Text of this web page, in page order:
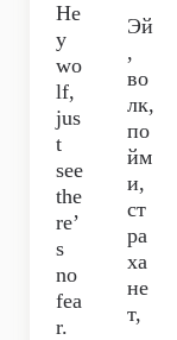
He
y
wo
lf,
jus
t
see
the
re’
s
no
fea
r.
Эй
,
во
лк,
по
йм
и,
ст
ра
ха
не
т,